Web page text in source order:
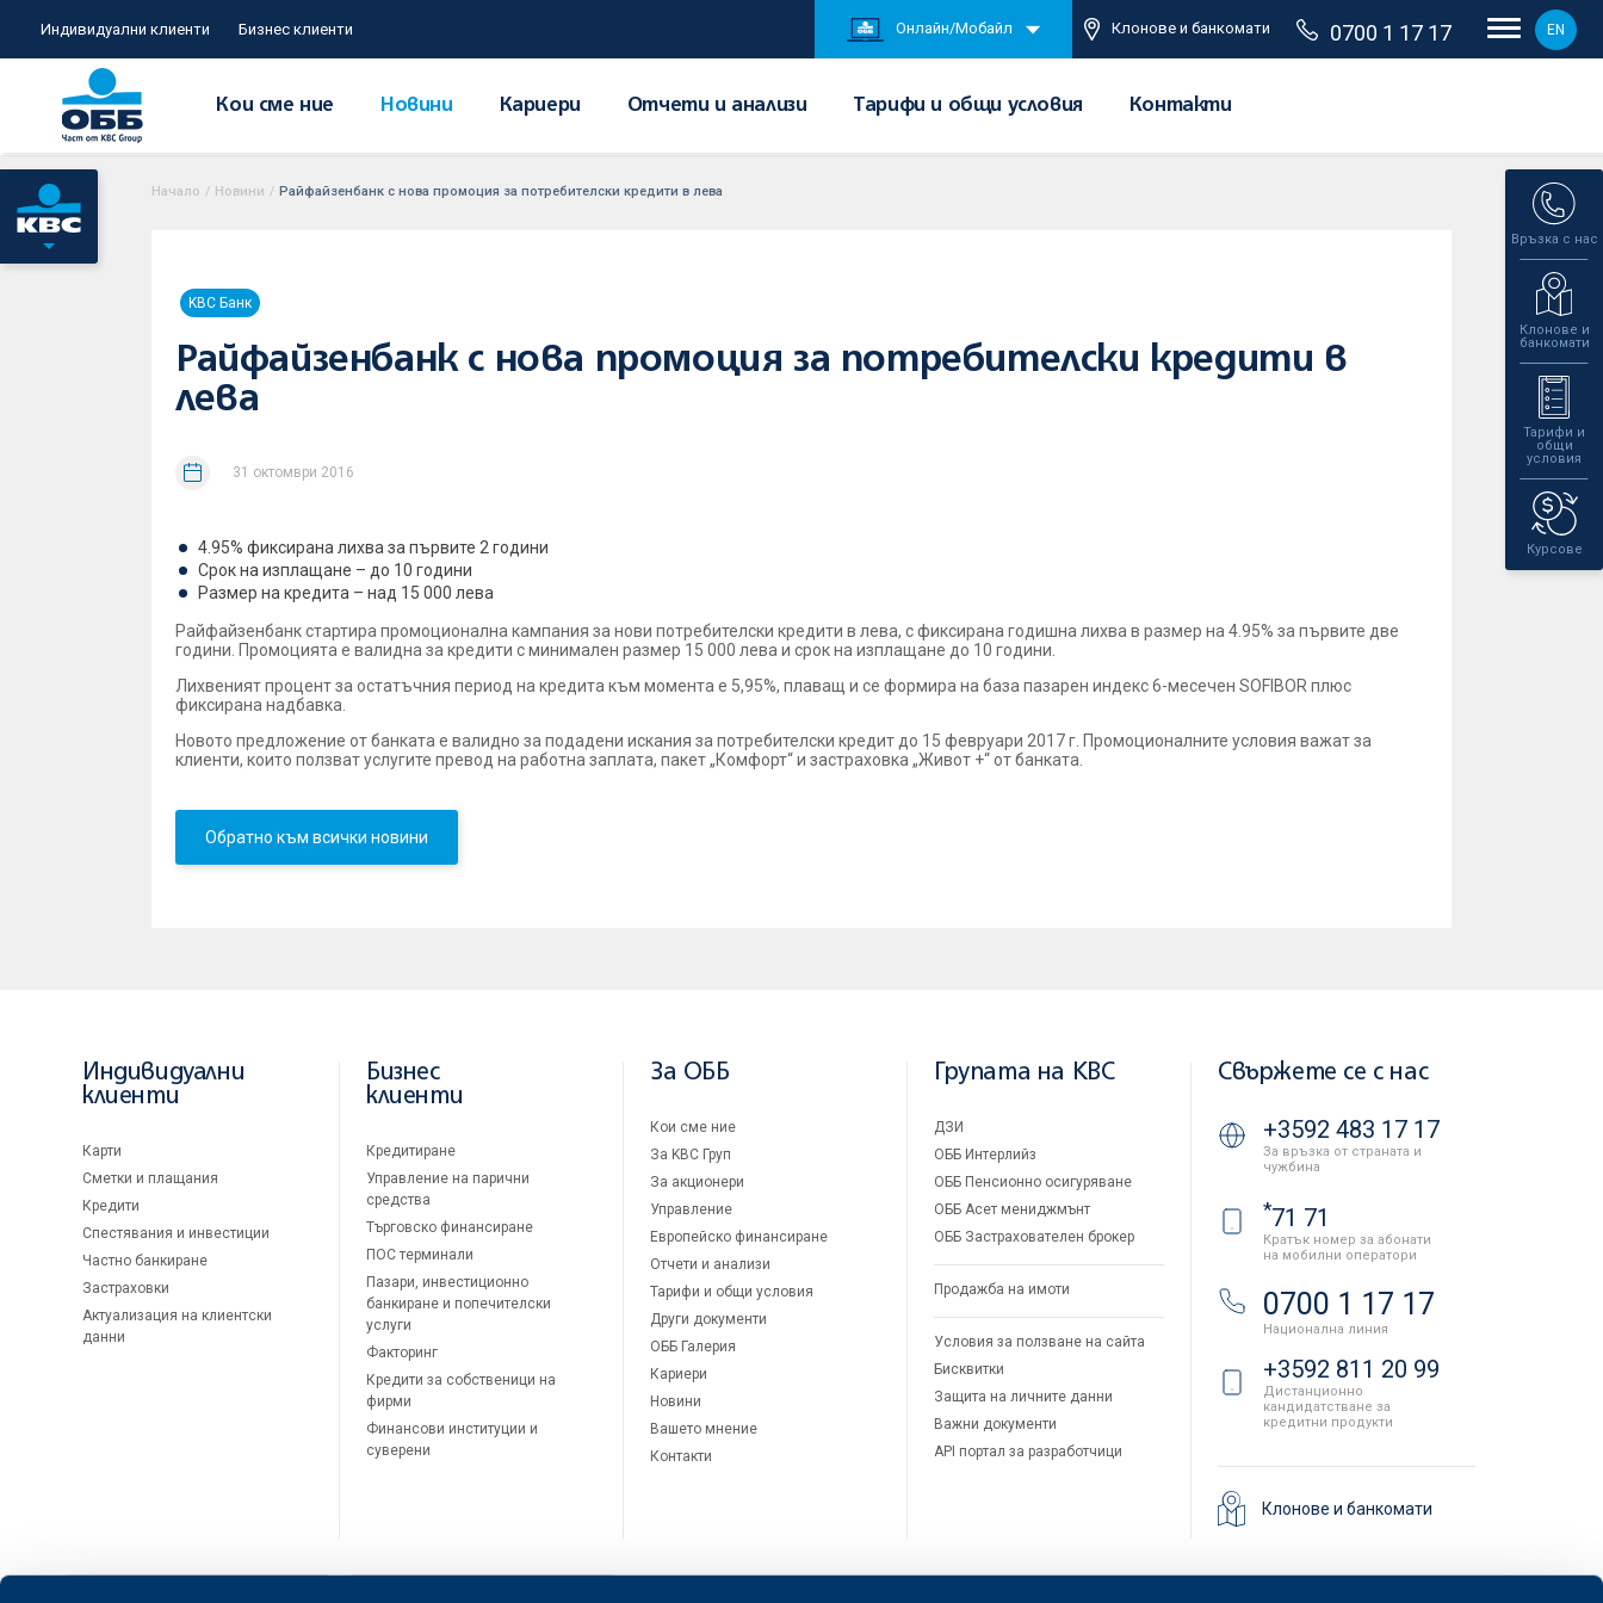
Индивидуални клиенти Бизнес клиенти Онлайн/Мобайл Клонове и банкомати 0700 1 17 17 EN
Кои сме ние Новини Кариери Отчети и анализи Тарифи и общи условия Контакти
Връзка с нас
Клонове и
банкомати
Тарифи и
общи
условия
Курсове
Начало / Новини / Райфайзенбанк с нова промоция за потребителски кредити в лева
KBC Банк
Райфайзенбанк с нова промоция за потребителски кредити в
лева
31 октомври 2016
4.95% фиксирана лихва за първите 2 години
Срок на изплащане – до 10 години
Размер на кредита – над 15 000 лева
Райфайзенбанк стартира промоционална кампания за нови потребителски кредити в лева, с фиксирана годишна лихва в размер на 4.95% за първите две
години. Промоцията е валидна за кредити с минимален размер 15 000 лева и срок на изплащане до 10 години.
Лихвеният процент за остатъчния период на кредита към момента е 5,95%, плаващ и се формира на база пазарен индекс 6-месечен SOFIBOR плюс
фиксирана надбавка.
Новото предложение от банката е валидно за подадени искания за потребителски кредит до 15 февруари 2017 г. Промоционалните условия важат за
клиенти, които ползват услугите превод на работна заплата, пакет „Комфорт“ и застраховка „Живот +“ от банката.
Обратно към всички новини
Индивидуални
клиенти
Карти
Сметки и плащания
Кредити
Спестявания и инвестиции
Частно банкиране
Застраховки
Актуализация на клиентски
данни
Бизнес
клиенти
Кредитиране
Управление на парични
средства
Търговско финансиране
ПОС терминали
Пазари, инвестиционно
банкиране и попечителски
услуги
Факторинг
Кредити за собственици на
фирми
Финансови институции и
суверени
За ОББ
Кои сме ние
За KBC Груп
За акционери
Управление
Европейско финансиране
Отчети и анализи
Тарифи и общи условия
Други документи
ОББ Галерия
Кариери
Новини
Вашето мнение
Контакти
Групата на KBC
ДЗИ
ОББ Интерлийз
ОББ Пенсионно осигуряване
ОББ Асет мениджмънт
ОББ Застрахователен брокер
Продажба на имоти
Условия за ползване на сайта
Бисквитки
Защита на личните данни
Важни документи
API портал за разработчици
Свържете се с нас
+3592 483 17 17
За връзка от страната и
чужбина
*71 71
Кратък номер за абонати
на мобилни оператори
0700 1 17 17
Национална линия
+3592 811 20 99
Дистанционно
кандидатстване за
кредитни продукти
Клонове и банкомати